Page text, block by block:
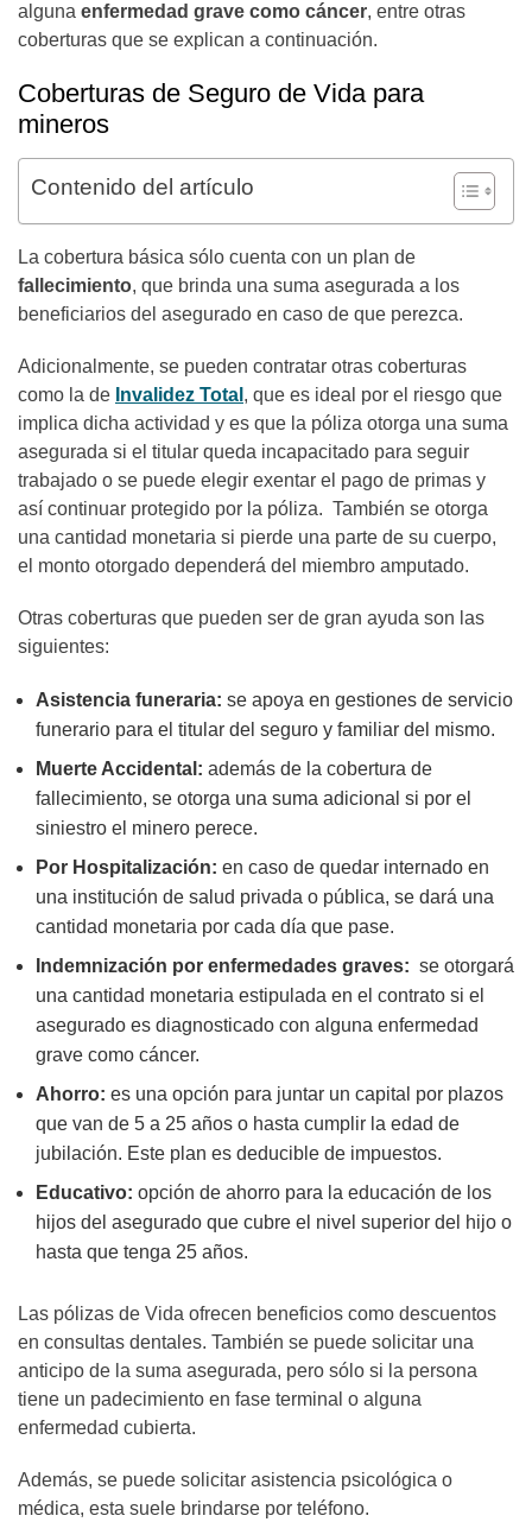
alguna enfermedad grave como cáncer, entre otras
coberturas que se explican a continuación.
Coberturas de Seguro de Vida para
mineros
Contenido del artículo
La cobertura básica sólo cuenta con un plan de
fallecimiento, que brinda una suma asegurada a los
beneficiarios del asegurado en caso de que perezca.
Adicionalmente, se pueden contratar otras coberturas
como la de Invalidez Total , que es ideal por el riesgo que
implica dicha actividad y es que la póliza otorga una suma
asegurada si el titular queda incapacitado para seguir
trabajado o se puede elegir exentar el pago de primas y
así continuar protegido por la póliza. También se otorga
una cantidad monetaria si pierde una parte de su cuerpo,
el monto otorgado dependerá del miembro amputado.
Otras coberturas que pueden ser de gran ayuda son las
siguientes:
Asistencia funeraria: se apoya en gestiones de servicio
funerario para el titular del seguro y familiar del mismo.
Muerte Accidental: además de la cobertura de
fallecimiento, se otorga una suma adicional si por el
siniestro el minero perece.
Por Hospitalización: en caso de quedar internado en
una institución de salud privada o pública, se dará una
cantidad monetaria por cada día que pase.
Indemnización por enfermedades graves: se otorgará
una cantidad monetaria estipulada en el contrato si el
asegurado es diagnosticado con alguna enfermedad
grave como cáncer.
Ahorro: es una opción para juntar un capital por plazos
que van de 5 a 25 años o hasta cumplir la edad de
jubilación. Este plan es deducible de impuestos.
Educativo: opción de ahorro para la educación de los
hijos del asegurado que cubre el nivel superior del hijo o
hasta que tenga 25 años.
Las pólizas de Vida ofrecen beneficios como descuentos
en consultas dentales. También se puede solicitar una
anticipo de la suma asegurada, pero sólo si la persona
tiene un padecimiento en fase terminal o alguna
enfermedad cubierta.
Además, se puede solicitar asistencia psicológica o
médica, esta suele brindarse por teléfono.